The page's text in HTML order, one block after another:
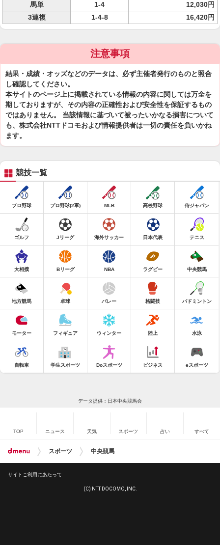
馬単
1-4
12,030円
3連複
1-4-8 16,420円
注意事項
結果・成績・オッズなどのデータは、必ず主催者発行のものと照合
し確認してください。
本サイトのページ上に掲載されている情報の内容に関しては万全を
期しておりますが、その内容の正確性および安全性を保証するもの
ではありません。 当該情報に基づいて被ったいかなる損害について
も、株式会社NTTドコモおよび情報提供者は一切の責任を負いかね
ます。
競技一覧
プロ野球 プロ野球(2軍) MLB 高校野球 侍ジャパン
ゴルフ Jリーグ 海外サッカー 日本代表 テニス
大相撲 Bリーグ NBA ラグビー 中央競馬
地方競馬 卓球 バレー 格闘技 バドミントン
モーター フィギュア ウィンター 陸上 水泳
自転車 学生スポーツ Doスポーツ ビジネス eスポーツ
データ提供：日本中央競馬会
TOP ニュース 天気 スポーツ 占い すべて
スポーツ 中央競馬
サイトご利用にあたって
(C) NTT DOCOMO, INC.